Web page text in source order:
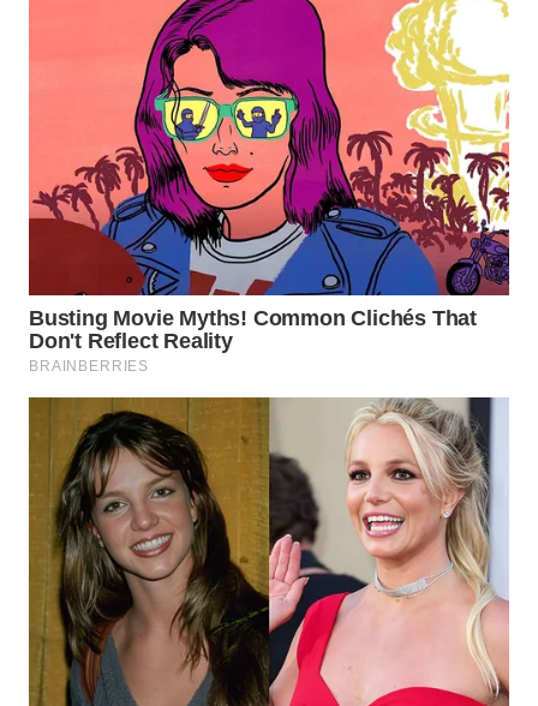
TANJUNG
LESUNG
WN
SIMALUNGUN
WN
LABUHANBATU
WN
TAPANULI
TENGAH
WN DELI
SERDANG